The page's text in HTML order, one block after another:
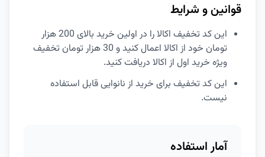
قوانین و شرایط
این کد تخفیف اکالا را در اولین خرید بالای 200 هزار
تومان خود از اکالا اعمال کنید و 30 هزار تومان تخفیف
ویژه خرید اول از اکالا دریافت کنید.
این کد تخفیف برای خرید از نانوایی قابل استفاده
نیست.
آمار استفاده